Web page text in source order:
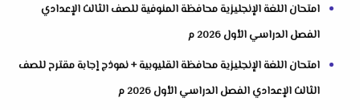
امتحان اللغة الإنجليزية محافظة المنوفية للصف الثالث الإعدادي
الفصل الدراسي الأول 2026 م
امتحان اللغة الإنجليزية محافظة القليوبية + نموذج إجابة مقترح للصف
الثالث الإعدادي الفصل الدراسي الأول 2026 م